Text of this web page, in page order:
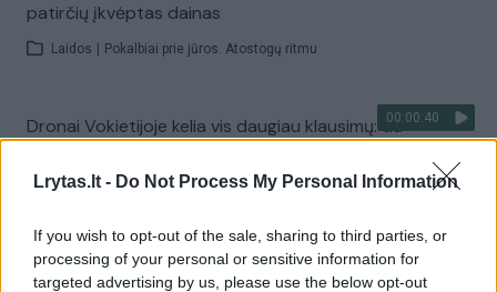
Lrytas.lt - Do Not Process My Personal Information
If you wish to opt-out of the sale, sharing to third parties, or
processing of your personal or sensitive information for
targeted advertising by us, please use the below opt-out
patirčių įkvėptas dainas
Laidos Pokalbiai prie jūros. Atostogų ritmu
00:00:40
Dronai Vokietijoje kelia vis daugiau klausimų: du
Žinios | Pasaulis
Visi įrašai